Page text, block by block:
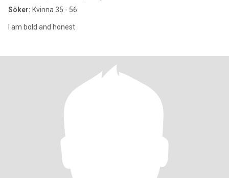
Söker: Kvinna 35 - 56
I am bold and honest